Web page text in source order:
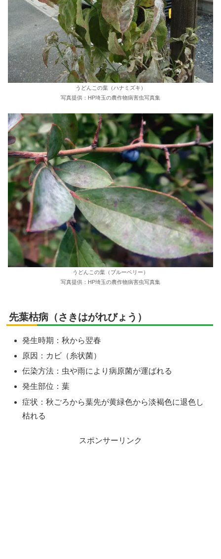
うどんこの葉（ハナミズキ）
写真提供：HP埼玉の農作物病害虫写真集
うどんこの葉（ブルーベリー）
写真提供：HP埼玉の農作物病害虫写真集
先葉枯病 （さきはがれびょう）
発生時期：秋から翌春
原因：カビ（糸状菌）
伝染方法：虫や雨により病原菌が運ばれる
発生部位：葉
症状：秋ごろから葉先が黄緑色から淡褐色に退色し
枯れる
スポンサーリンク